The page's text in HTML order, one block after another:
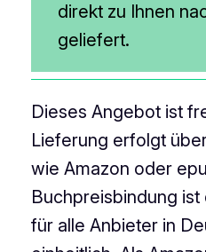
direkt zu Ihnen
geliefert.
Dieses Angebot ist
Lieferung erfolgt
wie Amazon oder
Buchpreisbindung
für alle Anbieter in